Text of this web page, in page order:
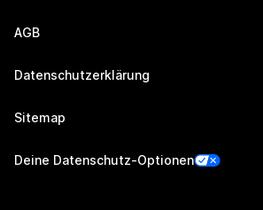
AGB
Datenschutzerklärung
Sitemap
Deine Datenschutz-Optionen